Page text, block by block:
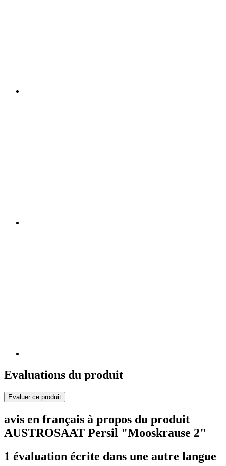
Evaluations du produit
Evaluer ce produit
avis en français à propos du produit
AUSTROSAAT Persil "Mooskrause 2"
1 évaluation écrite dans une autre langue